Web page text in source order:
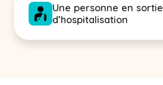
Une personne en sortie
d’hospitalisation